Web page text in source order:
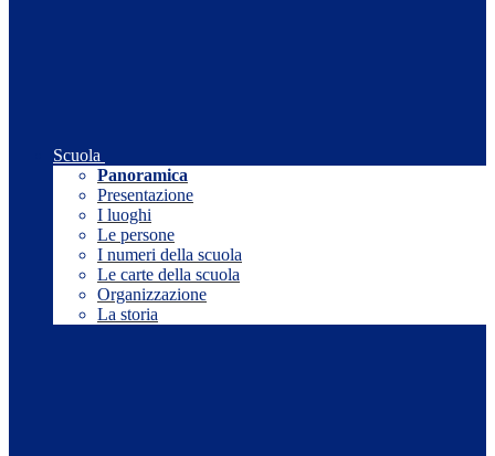
Scuola
Panoramica
Presentazione
I luoghi
Le persone
I numeri della scuola
Le carte della scuola
Organizzazione
La storia